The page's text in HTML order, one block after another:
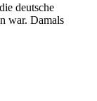
deutsche
war. Damals